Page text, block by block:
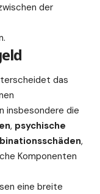
der
das
insbesondere die
, psychische
,
Komponenten
eine breite